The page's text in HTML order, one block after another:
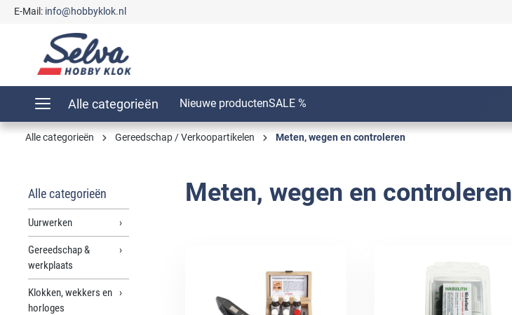
Ga naar de hoofdnavigatie
E-Mail: info@hobbyklok.nl
Alle categorieën Nieuwe productenSALE %
Alle categorieën Gereedschap / Verkoopartikelen Meten, wegen en controleren
Alle categorieën
Uurwerken
Gereedschap &
werkplaats
Klokken, wekkers en
horloges
Meten, wegen en controleren